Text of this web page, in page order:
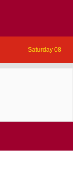
Saturday 08